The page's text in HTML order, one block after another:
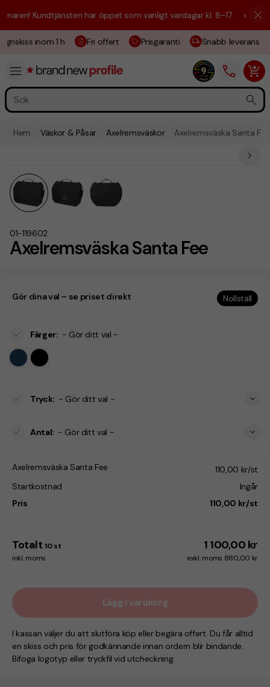
Kundtjänsten har öppet som vanligt vardagar kl. 8–17. ☀️ Vi är
inom 1 h Fri offert Prisgaranti Snabb leverans
Hem Väskor & Påsar Axelremsväskor Axelremsväska Santa Fee
Axelremsväska Santa Fee
01-119602
Gör dina val – se priset direkt Nollställ
Färger: - Gör ditt val -
Tryck: - Gör ditt val -
Antal: - Gör ditt val -
Axelremsväska Santa Fee
110,00 kr/st
Startkostnad
Ingår
Pris
110,00 kr/st
Totalt 10 st 1 100,00 kr
inkl. moms exkl. moms 880,00 kr
Lägg i varukorg
I kassan väljer du att slutföra köp eller begära offert. Du får alltid
en skiss och pris för godkännande innan ordern blir bindande.
Bifoga logotyp eller tryckfil vid utcheckning.